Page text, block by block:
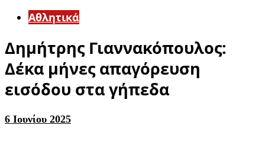
Αθλητικά
Δημήτρης Γιαννακόπουλος:
Δέκα μήνες απαγόρευση
εισόδου στα γήπεδα
6 Ιουνίου 2025